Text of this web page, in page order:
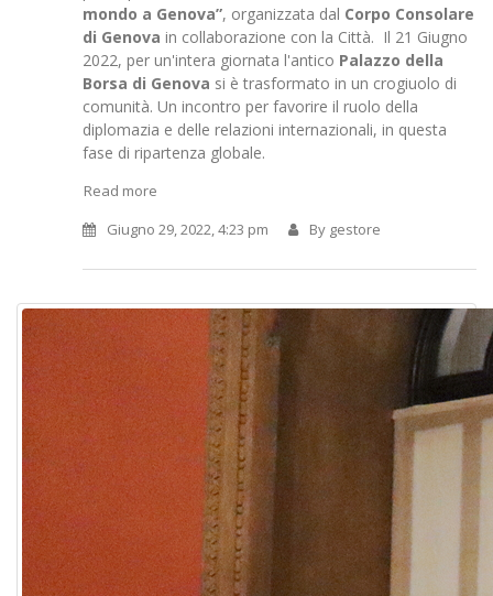
mondo a Genova”, organizzata dal Corpo Consolare
di Genova in collaborazione con la Città. Il 21 Giugno
2022, per un'intera giornata l'antico Palazzo della
Borsa di Genova si è trasformato in un crogiuolo di
comunità. Un incontro per favorire il ruolo della
diplomazia e delle relazioni internazionali, in questa
fase di ripartenza globale.
Read more
Giugno 29, 2022, 4:23 pm
By gestore